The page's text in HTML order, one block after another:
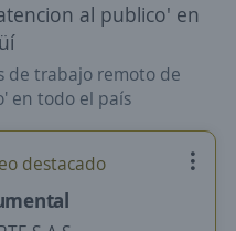
al publico' en
de trabajo remoto de
en todo el país
destacado